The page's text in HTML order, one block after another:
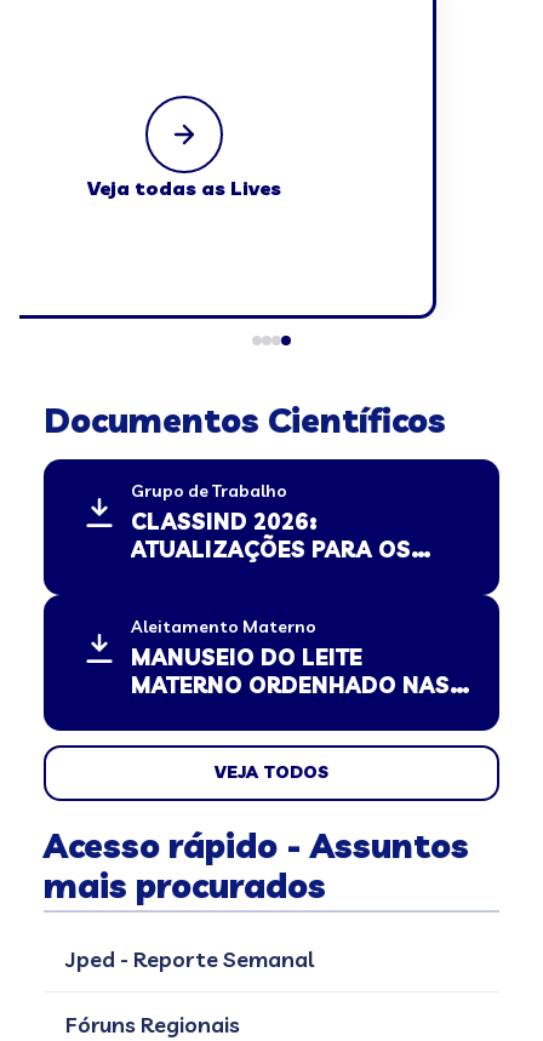
Veja todas as Lives
Documentos Científicos
Grupo de Trabalho
CLASSIND 2026:
ATUALIZAÇÕES PARA OS
DE JUSTIÇA E SEGURANÇA
PÚBLICA
Aleitamento Materno
MANUSEIO DO LEITE
MATERNO ORDENHADO NAS
VEJA TODOS
Acesso rápido - Assuntos
mais procurados
Jped - Reporte Semanal
Fóruns Regionais